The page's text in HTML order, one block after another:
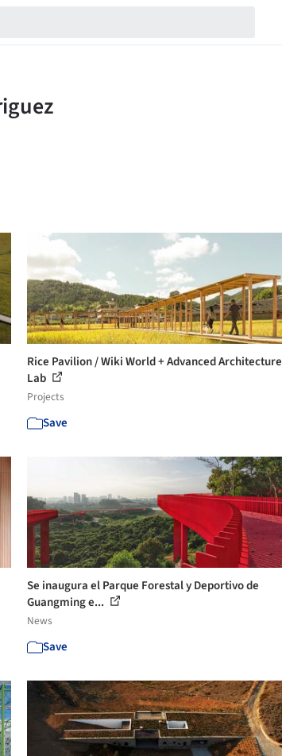
Rice Pavilion / Wiki World + Advanced Architecture
Lab
Projects
Save
Se inaugura el Parque Forestal y Deportivo de
Guangming e...
News
Save